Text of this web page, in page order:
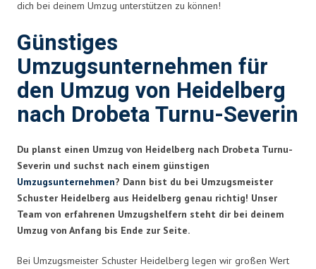
dich bei deinem Umzug unterstützen zu können!
Günstiges
Umzugsunternehmen für
den Umzug von Heidelberg
nach Drobeta Turnu-Severin
Du planst einen Umzug von Heidelberg nach Drobeta Turnu-
Severin und suchst nach einem günstigen
Umzugsunternehmen? Dann bist du bei Umzugsmeister
Schuster Heidelberg aus Heidelberg genau richtig! Unser
Team von erfahrenen Umzugshelfern steht dir bei deinem
Umzug von Anfang bis Ende zur Seite.
Bei Umzugsmeister Schuster Heidelberg legen wir großen Wert